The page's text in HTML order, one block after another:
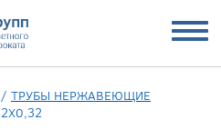
/ ТРУБЫ НЕРЖАВЕЮЩИЕ